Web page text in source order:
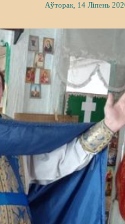
Аўторак, 14 Ліпень